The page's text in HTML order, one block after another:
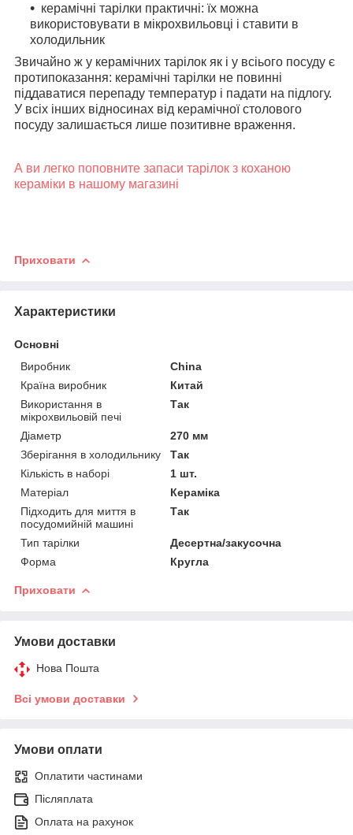
керамічні тарілки практичні: їх можна
використовувати в мікрохвильовці і ставити в
холодильник
Звичайно ж у керамічних тарілок як і у всіього посуду є
протипоказання: керамічні тарілки не повинні
піддаватися перепаду температур і падати на підлогу.
У всіх інших відносинах від керамічної столового
посуду залишається лише позитивне враження.
А ви легко поповните запаси тарілок з коханою
кераміки в нашому магазині
Приховати
Характеристики
Основні
Виробник
China
Країна виробник
Китай
Використання в
мікрохвильовій печі
Так
Діаметр
270 мм
Зберігання в холодильнику
Так
Кількість в наборі
1 шт.
Матеріал
Кераміка
Підходить для миття в
посудомийній машині
Так
Тип тарілки
Десертна/закусочна
Форма
Кругла
Приховати
Умови доставки
Нова Пошта
Всі умови доставки
Умови оплати
Оплатити частинами
Післяплата
Оплата на рахунок